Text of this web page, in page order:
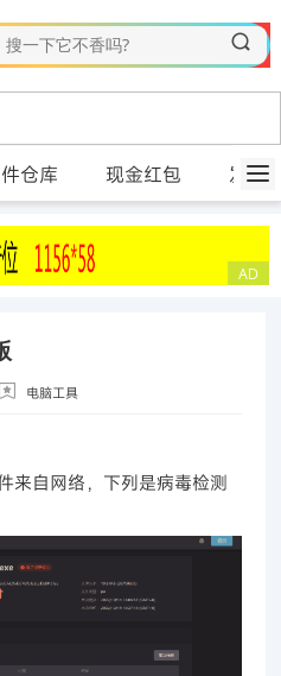
仓库 现金红包 发布
电脑工具
来自网络，下列是病毒检测